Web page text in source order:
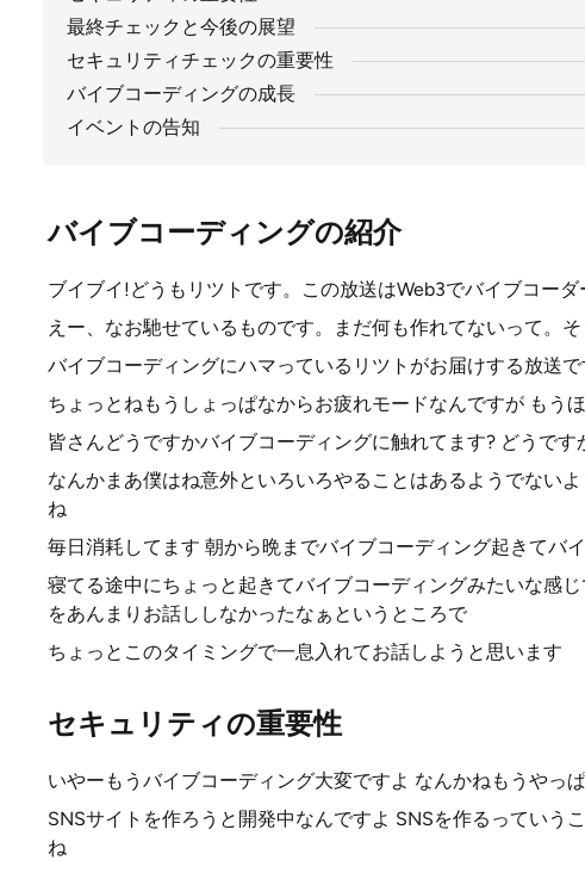
最終チェックと今後の展望
セキュリティチェックの重要性
バイブコーディングの成長
イベントの告知
バイブコーディングの紹介
ブイブイ!どうもリツトです。この放送はWeb3でバイブコーダ
えー、なお馳せているものです。まだ何も作れてないって。
バイブコーディングにハマっているリツトがお届けする放送
ちょっとねもうしょっぱなからお疲れモードなんですが もう
皆さんどうですかバイブコーディングに触れてます? どうです
なんかまあ僕はね意外といろいろやることはあるようでない
ね
毎日消耗してます 朝から晩までバイブコーディング起きてバ
寝てる途中にちょっと起きてバイブコーディングみたいな感
をあんまりお話ししなかったなぁというところで
ちょっとこのタイミングで一息入れてお話しようと思います
セキュリティの重要性
いやーもうバイブコーディング大変ですよ なんかねもうやっ
SNSサイトを作ろうと開発中なんですよ SNSを作るっていう
ね